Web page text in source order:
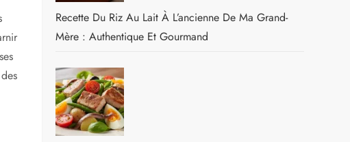
Recette Du Riz Au Lait À L’ancienne De Ma Grand-
Mère : Authentique Et Gourmand